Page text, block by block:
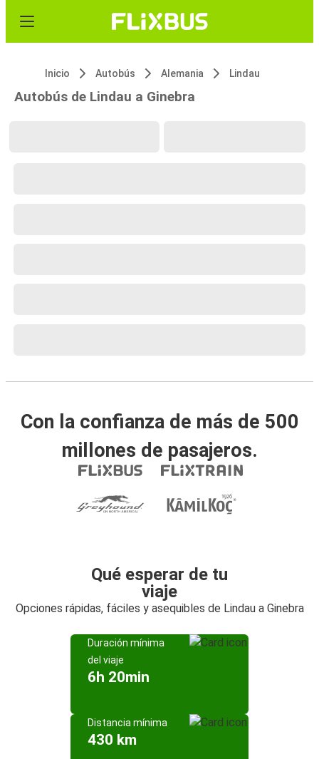
Inicio Autobús Alemania Lindau
Autobús de Lindau a Ginebra
Con la confianza de más de 500
millones de pasajeros.
Qué esperar de tu
viaje
Opciones rápidas, fáciles y asequibles de Lindau a Ginebra
Duración mínima
del viaje
6h 20min
Distancia mínima
430 km